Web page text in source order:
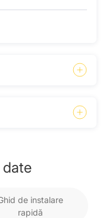
date
de instalare
rapidă